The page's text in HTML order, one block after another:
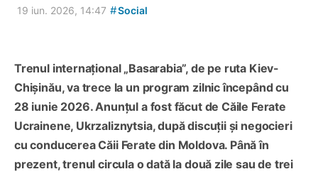
19 iun. 2026, 14:47 #Social
Trenul internațional „Basarabia”, de pe ruta Kiev-
Chișinău, va trece la un program zilnic începând cu
28 iunie 2026. Anunțul a fost făcut de Căile Ferate
Ucrainene, Ukrzaliznytsia, după discuții și negocieri
cu conducerea Căii Ferate din Moldova. Până în
prezent, trenul circula o dată la două zile sau de trei